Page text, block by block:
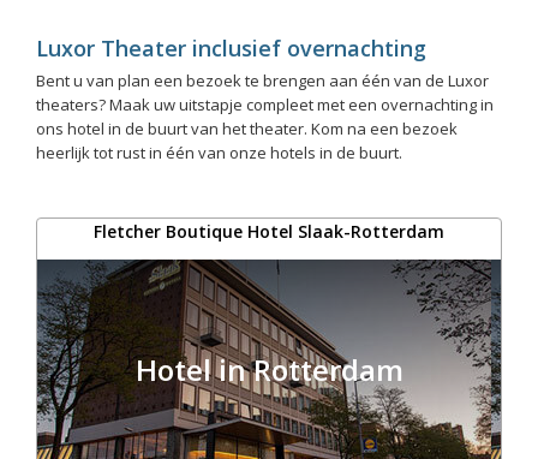
Luxor Theater inclusief overnachting
Bent u van plan een bezoek te brengen aan één van de Luxor
theaters? Maak uw uitstapje compleet met een overnachting in
ons hotel in de buurt van het theater. Kom na een bezoek
heerlijk tot rust in één van onze hotels in de buurt.
Fletcher Boutique Hotel Slaak-Rotterdam
Hotel in Rotterdam